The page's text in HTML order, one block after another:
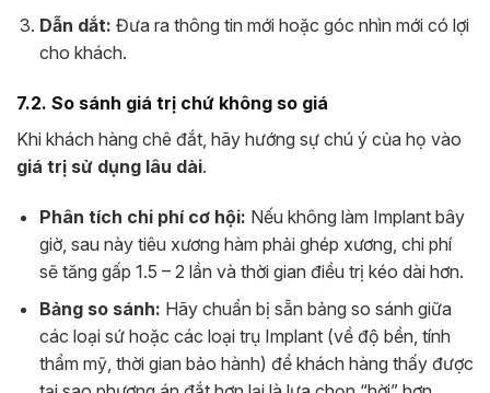
Dẫn dắt: Đưa ra thông tin mới hoặc góc nhìn mới có lợi
cho khách.
7.2. So sánh giá trị chứ không so giá
Khi khách hàng chê đắt, hãy hướng sự chú ý của họ vào
giá trị sử dụng lâu dài.
Phân tích chi phí cơ hội: Nếu không làm Implant bây
giờ, sau này tiêu xương hàm phải ghép xương, chi phí
sẽ tăng gấp 1.5 – 2 lần và thời gian điều trị kéo dài hơn.
Bảng so sánh: Hãy chuẩn bị sẵn bảng so sánh giữa
các loại sứ hoặc các loại trụ Implant (về độ bền, tính
thẩm mỹ, thời gian bảo hành) để khách hàng thấy được